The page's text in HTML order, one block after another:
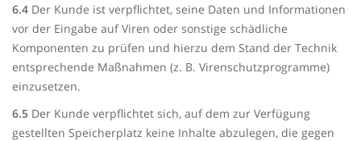
6.4 Der Kunde ist verpflichtet, seine Daten und Informationen
vor der Eingabe auf Viren oder sonstige schädliche
Komponenten zu prüfen und hierzu dem Stand der Technik
entsprechende Maßnahmen (z. B. Virenschutzprogramme)
einzusetzen.
6.5 Der Kunde verpflichtet sich, auf dem zur Verfügung
gestellten Speicherplatz keine Inhalte abzulegen, die gegen